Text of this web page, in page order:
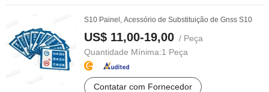
S10 Painel, Acessório de Substituição de Gnss S10
US$ 11,00-19,00 / Peça
Quantidade Mínima:1 Peça
Contatar com Fornecedor